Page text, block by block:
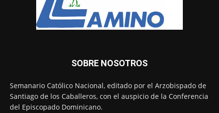
SOBRE NOSOTROS
Semanario Católico Nacional, editado por el Arzobispado de
Santiago de los Caballeros, con el auspicio de la Conferencia
del Episcopado Dominicano.